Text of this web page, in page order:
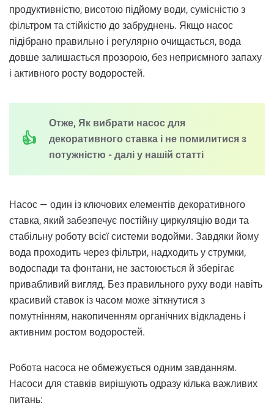
продуктивністю, висотою підйому води, сумісністю з
фільтром та стійкістю до забруднень. Якщо насос
підібрано правильно і регулярно очищається, вода
довше залишається прозорою, без неприємного запаху
і активного росту водоростей.
Отже, Як вибрати насос для
декоративного ставка і не помилитися з
потужністю - далі у нашій статті
Насос — один із ключових елементів декоративного
ставка, який забезпечує постійну циркуляцію води та
стабільну роботу всієї системи водойми. Завдяки йому
вода проходить через фільтри, надходить у струмки,
водоспади та фонтани, не застоюється й зберігає
привабливий вигляд. Без правильного руху води навіть
красивий ставок із часом може зіткнутися з
помутнінням, накопиченням органічних відкладень і
активним ростом водоростей.
Робота насоса не обмежується одним завданням.
Насоси для ставків вирішують одразу кілька важливих
питань: